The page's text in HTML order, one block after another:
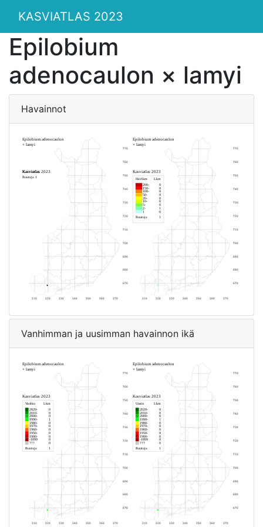
KASVIATLAS 2023
Epilobium
adenocaulon × lamyi
Havainnot
Vanhimman ja uusimman havainnon ikä